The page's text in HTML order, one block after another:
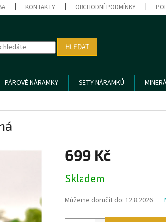
KONTAKTY OBCHODNÍ PODMÍNKY
HLEDAT
PÁROVÉ NÁRAMKY SETY NÁRAMKŮ
699 Kč
cena:
Skladem
Můžeme doručit do: 12.8.2026